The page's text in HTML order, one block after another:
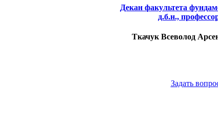
Декан факультета
д.б.н.,
Ткачук Всеволод
Задать